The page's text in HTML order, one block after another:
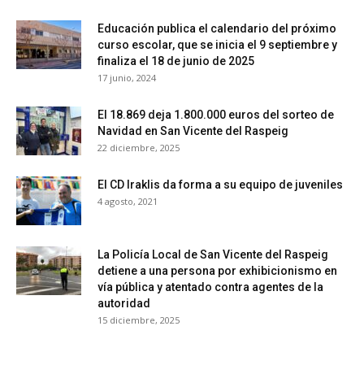
Educación publica el calendario del próximo
curso escolar, que se inicia el 9 septiembre y
finaliza el 18 de junio de 2025
17 junio, 2024
El 18.869 deja 1.800.000 euros del sorteo de
Navidad en San Vicente del Raspeig
22 diciembre, 2025
El CD Iraklis da forma a su equipo de juveniles
4 agosto, 2021
La Policía Local de San Vicente del Raspeig
detiene a una persona por exhibicionismo en
vía pública y atentado contra agentes de la
autoridad
15 diciembre, 2025